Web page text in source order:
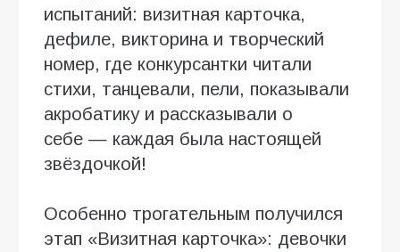
испытаний: визитная карточка,
дефиле, викторина и творческий
номер, где конкурсантки читали
стихи, танцевали, пели, показывали
акробатику и рассказывали о
себе — каждая была настоящей
звёздочкой!
Особенно трогательным получился
этап «Визитная карточка»: девочки